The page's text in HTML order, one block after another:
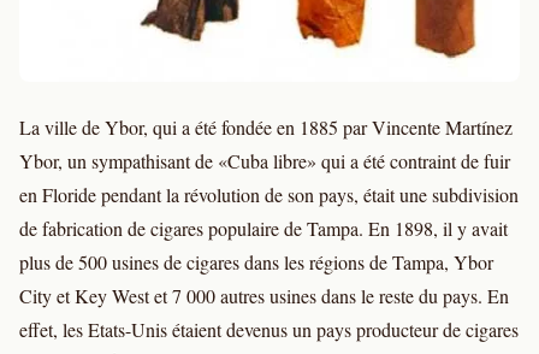
La ville de Ybor, qui a été fondée en 1885 par Vincente Martínez
Ybor, un sympathisant de «Cuba libre» qui a été contraint de fuir
en Floride pendant la révolution de son pays, était une subdivision
de fabrication de cigares populaire de Tampa. En 1898, il y avait
plus de 500 usines de cigares dans les régions de Tampa, Ybor
City et Key West et 7 000 autres usines dans le reste du pays. En
effet, les Etats-Unis étaient devenus un pays producteur de cigares